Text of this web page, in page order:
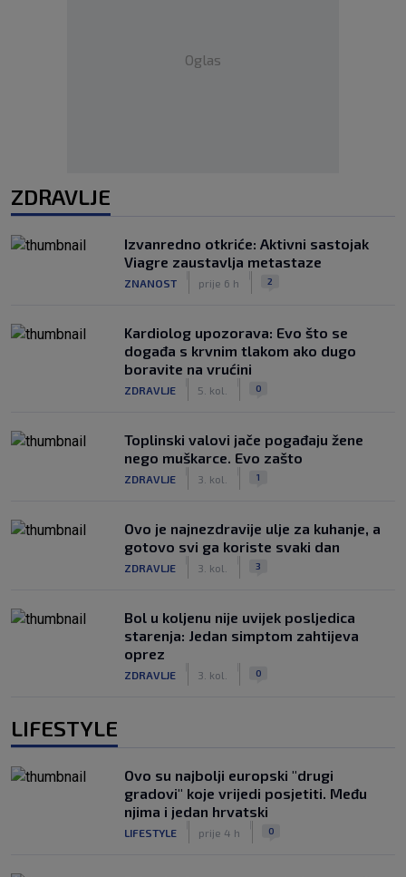
Oglas
ZDRAVLJE
Izvanredno otkriće: Aktivni sastojak
Viagre zaustavlja metastaze
ZNANOST prije 6 h 2
Kardiolog upozorava: Evo što se
događa s krvnim tlakom ako dugo
boravite na vrućini
ZDRAVLJE 5. kol. 0
Toplinski valovi jače pogađaju žene
nego muškarce. Evo zašto
ZDRAVLJE 3. kol. 1
Ovo je najnezdravije ulje za kuhanje, a
gotovo svi ga koriste svaki dan
ZDRAVLJE 3. kol. 3
Bol u koljenu nije uvijek posljedica
starenja: Jedan simptom zahtijeva
oprez
ZDRAVLJE 3. kol. 0
LIFESTYLE
Ovo su najbolji europski "drugi
gradovi" koje vrijedi posjetiti. Među
njima i jedan hrvatski
LIFESTYLE prije 4 h 0